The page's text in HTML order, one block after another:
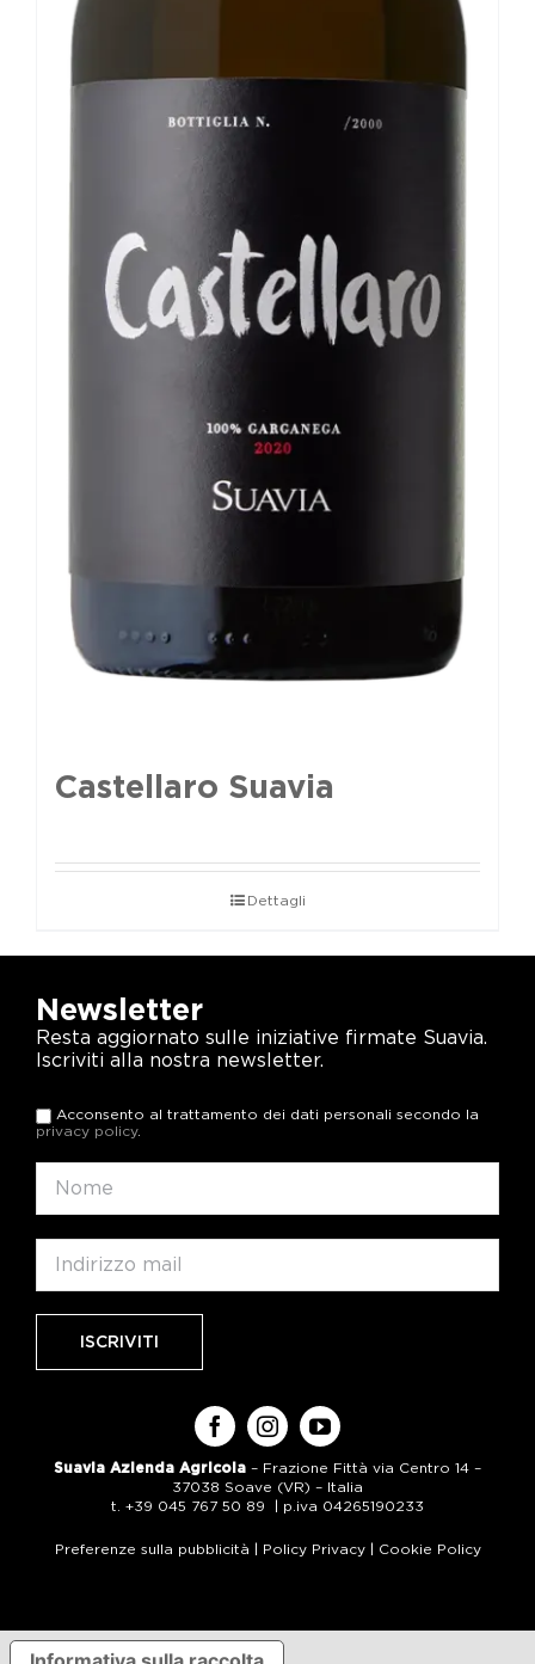
Castellaro Suavia
Dettagli
Newsletter
Resta aggiornato sulle iniziative firmate Suavia.
Iscriviti alla nostra newsletter.
Acconsento al trattamento dei dati personali secondo la
privacy policy.
Suavia Azienda Agricola – Frazione Fittà via Centro 14 –
37038 Soave (VR) – Italia
t. +39 045 767 50 89 | p.iva 04265190233
Preferenze sulla pubblicità | Policy Privacy| Cookie Policy